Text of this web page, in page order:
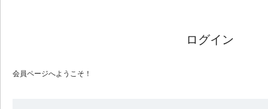
ログイン
会員ページへようこそ！